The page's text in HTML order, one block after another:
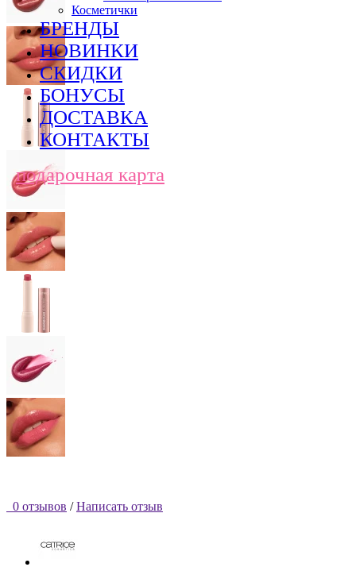
Косметички
БРЕНДЫ
НОВИНКИ
СКИДКИ
БОНУСЫ
ДОСТАВКА
КОНТАКТЫ
подарочная карта
0 отзывов / Написать отзыв